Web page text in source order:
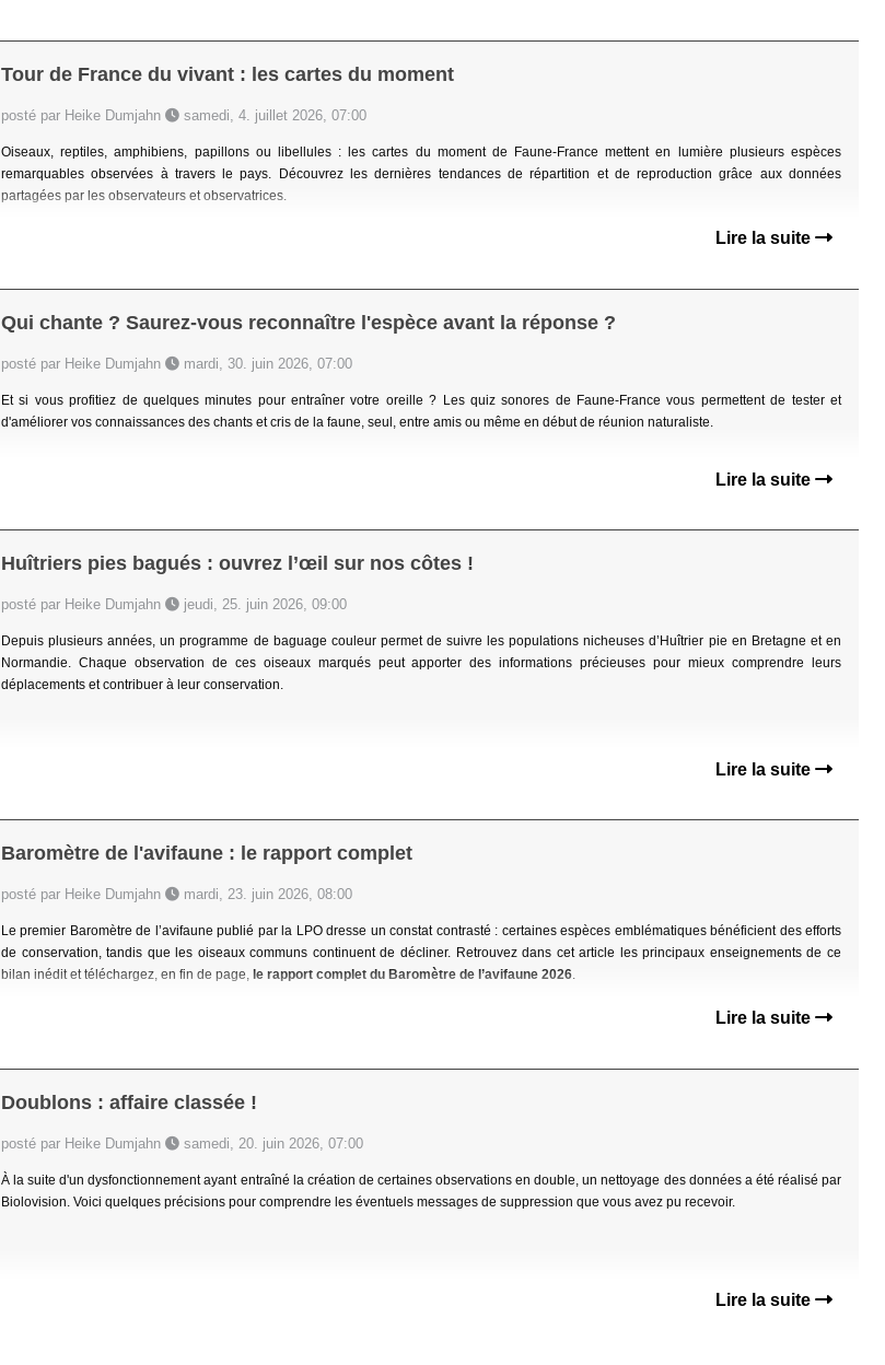
Tour de France du vivant : les cartes du moment
posté par Heike Dumjahn samedi, 4. juillet 2026, 07:00
Oiseaux, reptiles, amphibiens, papillons ou libellules : les cartes du moment de Faune-France mettent en lumière plusieurs espèces
remarquables observées à travers le pays. Découvrez les dernières tendances de répartition et de reproduction grâce aux données
partagées par les observateurs et observatrices.
Lire la suite
Qui chante ? Saurez-vous reconnaître l'espèce avant la réponse ?
posté par Heike Dumjahn mardi, 30. juin 2026, 07:00
Et si vous profitiez de quelques minutes pour entraîner votre oreille ? Les quiz sonores de Faune-France vous permettent de tester et
d'améliorer vos connaissances des chants et cris de la faune, seul, entre amis ou même en début de réunion naturaliste.
Lire la suite
Huîtriers pies bagués : ouvrez l’œil sur nos côtes !
posté par Heike Dumjahn jeudi, 25. juin 2026, 09:00
Depuis plusieurs années, un programme de baguage couleur permet de suivre les populations nicheuses d’Huîtrier pie en Bretagne et en
Normandie. Chaque observation de ces oiseaux marqués peut apporter des informations précieuses pour mieux comprendre leurs
déplacements et contribuer à leur conservation.
Lire la suite
Baromètre de l'avifaune : le rapport complet
posté par Heike Dumjahn mardi, 23. juin 2026, 08:00
Le premier Baromètre de l’avifaune publié par la LPO dresse un constat contrasté : certaines espèces emblématiques bénéficient des efforts
de conservation, tandis que les oiseaux communs continuent de décliner. Retrouvez dans cet article les principaux enseignements de ce
bilan inédit et téléchargez, en fin de page, le rapport complet du Baromètre de l’avifaune 2026.
Lire la suite
Doublons : affaire classée !
posté par Heike Dumjahn samedi, 20. juin 2026, 07:00
À la suite d'un dysfonctionnement ayant entraîné la création de certaines observations en double, un nettoyage des données a été réalisé par
Biolovision. Voici quelques précisions pour comprendre les éventuels messages de suppression que vous avez pu recevoir.
Lire la suite